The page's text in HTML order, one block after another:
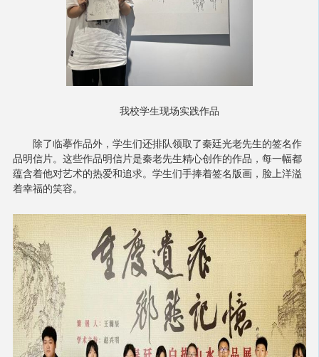
我校学生现场实践作品
除了临摹作品外，学生们还排队领取了秦廷光老先生的签名作
品明信片。这些作品明信片是秦老先生精心创作的作品，每一幅都
蕴含着他对艺术的热爱和追求。学生们手捧着签名版画，脸上洋溢
着幸福的笑容。